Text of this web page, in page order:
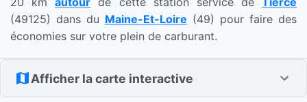
(49125) dans du Maine-Et-Loire (49) pour faire des
économies sur votre plein de carburant.
Afficher la carte interactive